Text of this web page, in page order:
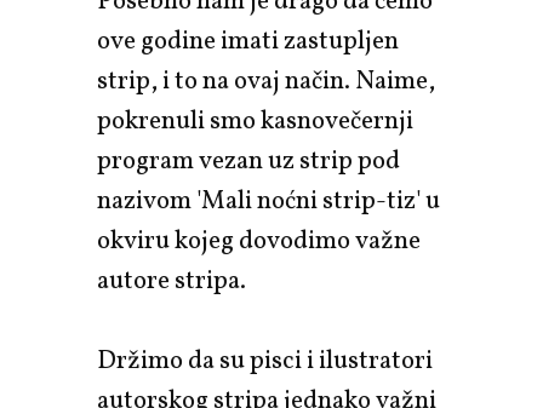
ove godine imati zastupljen
strip, i to na ovaj način. Naime,
pokrenuli smo kasnovečernji
program vezan uz strip pod
nazivom 'Mali noćni strip-tiz' u
okviru kojeg dovodimo važne
autore stripa.
Držimo da su pisci i ilustratori
autorskog stripa jednako važni